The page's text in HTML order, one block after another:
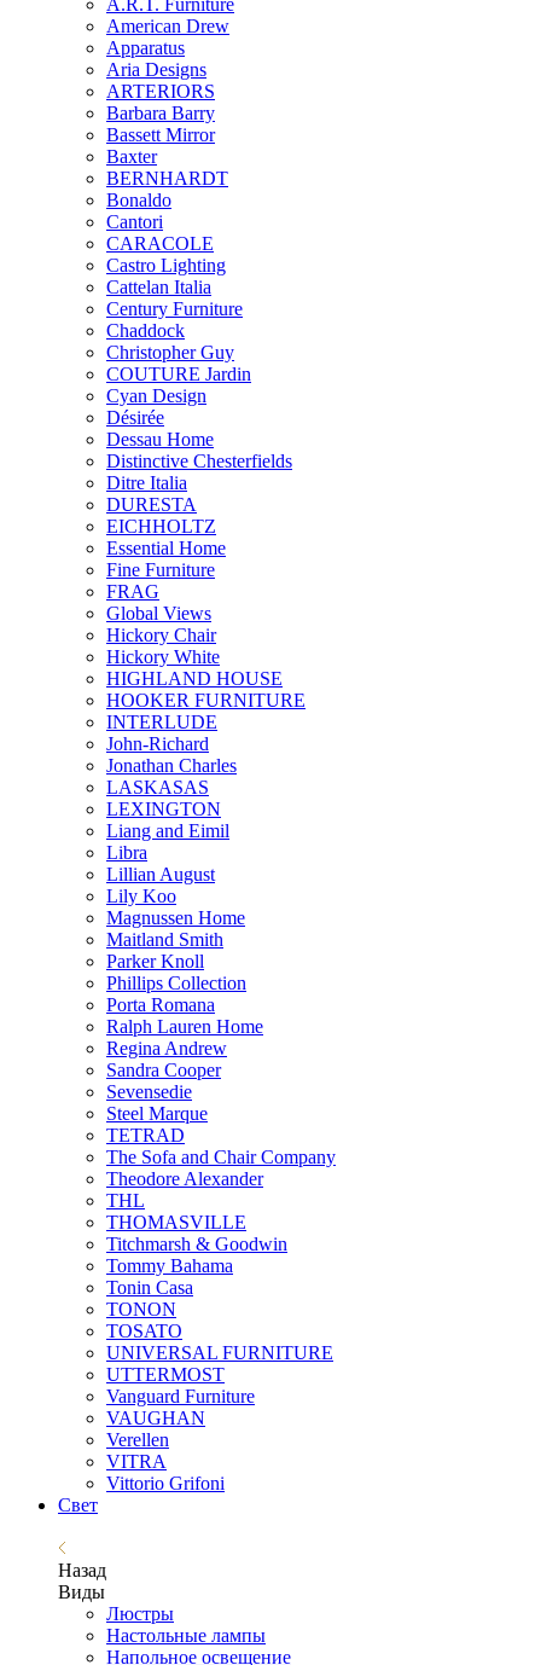
A.R.T. Furniture
American Drew
Apparatus
Aria Designs
ARTERIORS
Barbara Barry
Bassett Mirror
Baxter
BERNHARDT
Bonaldo
Cantori
CARACOLE
Castro Lighting
Cattelan Italia
Century Furniture
Chaddock
Christopher Guy
COUTURE Jardin
Cyan Design
Désirée
Dessau Home
Distinctive Chesterfields
Ditre Italia
DURESTA
EICHHOLTZ
Essential Home
Fine Furniture
FRAG
Global Views
Hickory Chair
Hickory White
HIGHLAND HOUSE
HOOKER FURNITURE
INTERLUDE
John-Richard
Jonathan Charles
LASKASAS
LEXINGTON
Liang and Eimil
Libra
Lillian August
Lily Koo
Magnussen Home
Maitland Smith
Parker Knoll
Phillips Collection
Porta Romana
Ralph Lauren Home
Regina Andrew
Sandra Cooper
Sevensedie
Steel Marque
TETRAD
The Sofa and Chair Company
Theodore Alexander
THL
THOMASVILLE
Titchmarsh & Goodwin
Tommy Bahama
Tonin Casa
TONON
TOSATO
UNIVERSAL FURNITURE
UTTERMOST
Vanguard Furniture
VAUGHAN
Verellen
VITRA
Vittorio Grifoni
Свет
Назад
Виды
Люстры
Настольные лампы
Напольное освещение